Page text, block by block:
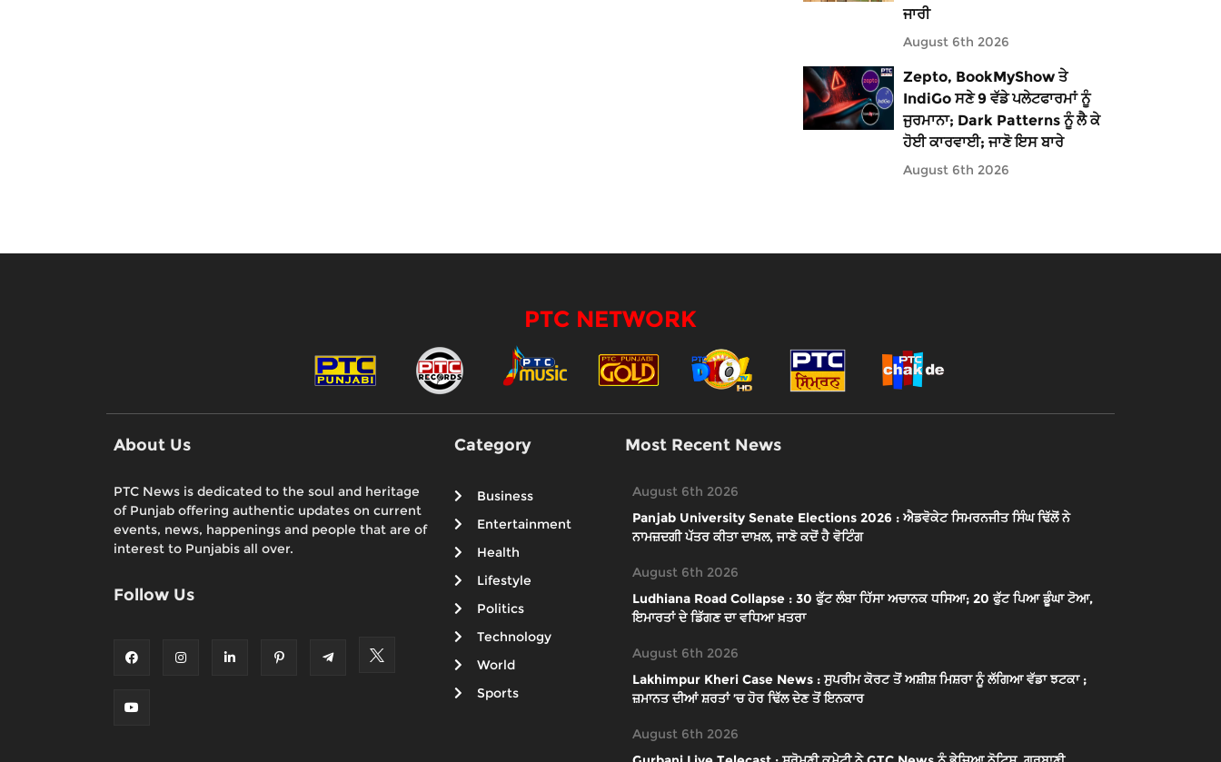
ਜਾਰੀ
August 6th 2026
Zepto, BookMyShow ਤੇ
IndiGo ਸਣੇ 9 ਵੱਡੇ ਪਲੇਟਫਾਰਮਾਂ ਨੂੰ
ਜੁਰਮਾਨਾ; Dark Patterns ਨੂੰ ਲੈ ਕੇ
ਹੋਈ ਕਾਰਵਾਈ; ਜਾਣੋ ਇਸ ਬਾਰੇ
August 6th 2026
PTC NETWORK
About Us
PTC News is dedicated to the soul and heritage
of Punjab offering authentic updates on current
events, news, happenings and people that are of
interest to Punjabis all over.
Follow Us
Category
Business
Entertainment
Health
Lifestyle
Politics
Technology
World
Sports
Most Recent News
August 6th 2026
Panjab University Senate Elections 2026 : ਐਡਵੋਕੇਟ ਸਿਮਰਨਜੀਤ ਸਿੰਘ ਢਿੱਲੋਂ ਨੇ
ਨਾਮਜ਼ਦਗੀ ਪੱਤਰ ਕੀਤਾ ਦਾਖ਼ਲ, ਜਾਣੋ ਕਦੋਂ ਹੈ ਵੋਟਿੰਗ
August 6th 2026
Ludhiana Road Collapse : 30 ਫੁੱਟ ਲੰਬਾ ਹਿੱਸਾ ਅਚਾਨਕ ਧਸਿਆ; 20 ਫੁੱਟ ਪਿਆ ਡੂੰਘਾ ਟੋਆ,
ਇਮਾਰਤਾਂ ਦੇ ਡਿੱਗਣ ਦਾ ਵਧਿਆ ਖ਼ਤਰਾ
August 6th 2026
Lakhimpur Kheri Case News : ਸੁਪਰੀਮ ਕੋਰਟ ਤੋਂ ਅਸ਼ੀਸ਼ ਮਿਸ਼ਰਾ ਨੂੰ ਲੱਗਿਆ ਵੱਡਾ ਝਟਕਾ ;
ਜ਼ਮਾਨਤ ਦੀਆਂ ਸ਼ਰਤਾਂ ’ਚ ਹੋਰ ਢਿੱਲ ਦੇਣ ਤੋਂ ਇਨਕਾਰ
August 6th 2026